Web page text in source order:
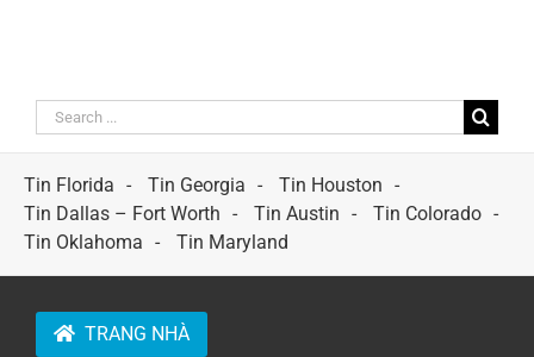
Search
for:
Tin Florida
Tin Georgia
Tin Houston
Tin Dallas – Fort Worth
Tin Austin
Tin Colorado
Tin Oklahoma
Tin Maryland
TRANG NHÀ